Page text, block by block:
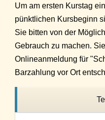
Um am ersten Kurstag
pünktlichen Kursbeginn
Sie bitten von der
Gebrauch zu machen.
Onlineanmeldung für
Barzahlung vor Ort